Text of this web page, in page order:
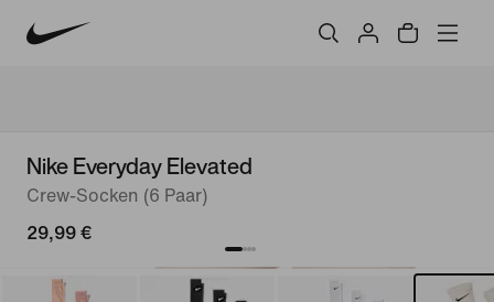
Nike Everyday Elevated
Crew-Socken (6 Paar)
29,99 €